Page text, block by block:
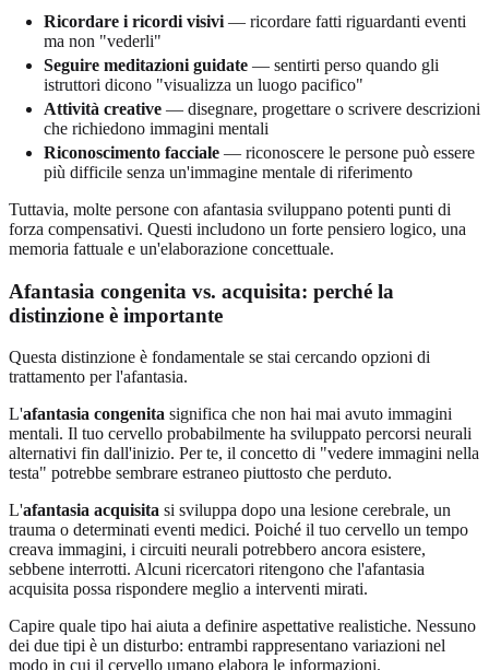
Ricordare i ricordi visivi — ricordare fatti riguardanti eventi
ma non "vederli"
Seguire meditazioni guidate — sentirti perso quando gli
istruttori dicono "visualizza un luogo pacifico"
Attività creative — disegnare, progettare o scrivere descrizioni
che richiedono immagini mentali
Riconoscimento facciale — riconoscere le persone può essere
più difficile senza un'immagine mentale di riferimento
Tuttavia, molte persone con afantasia sviluppano potenti punti di
forza compensativi. Questi includono un forte pensiero logico, una
memoria fattuale e un'elaborazione concettuale.
Afantasia congenita vs. acquisita: perché la
distinzione è importante
Questa distinzione è fondamentale se stai cercando opzioni di
trattamento per l'afantasia.
L'afantasia congenita significa che non hai mai avuto immagini
mentali. Il tuo cervello probabilmente ha sviluppato percorsi neurali
alternativi fin dall'inizio. Per te, il concetto di "vedere immagini nella
testa" potrebbe sembrare estraneo piuttosto che perduto.
L'afantasia acquisita si sviluppa dopo una lesione cerebrale, un
trauma o determinati eventi medici. Poiché il tuo cervello un tempo
creava immagini, i circuiti neurali potrebbero ancora esistere,
sebbene interrotti. Alcuni ricercatori ritengono che l'afantasia
acquisita possa rispondere meglio a interventi mirati.
Capire quale tipo hai aiuta a definire aspettative realistiche. Nessuno
dei due tipi è un disturbo: entrambi rappresentano variazioni nel
modo in cui il cervello umano elabora le informazioni.